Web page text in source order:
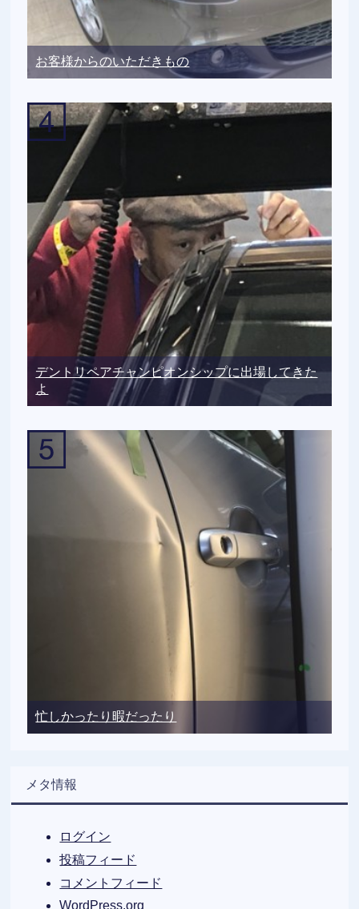
お客様からのいただきもの
デントリペアチャンピオンシップに出場してきた
よ
忙しかったり暇だったり
メタ情報
ログイン
投稿フィード
コメントフィード
WordPress.org